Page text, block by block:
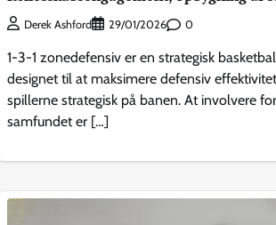
Derek Ashford 29/01/2026 0
1-3-1 zonedefensiv er en strategisk
designet til at maksimere defensiv
spillerne strategisk på banen. At involvere
samfundet er […]